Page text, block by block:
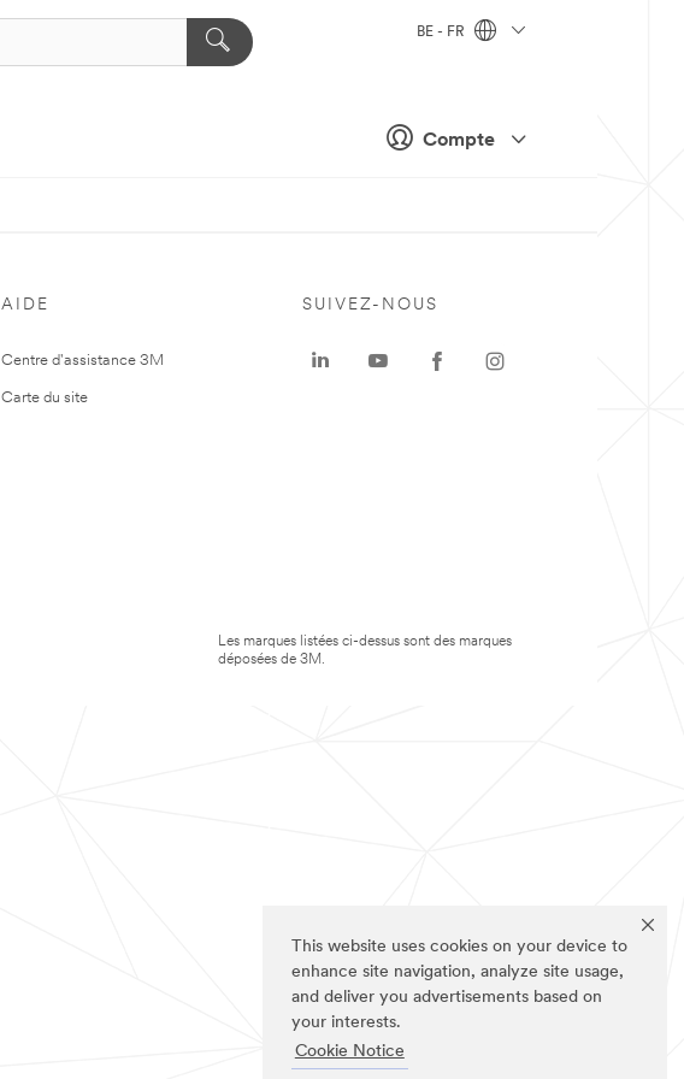
This website uses cookies on your device to
enhance site navigation, analyze site usage,
and deliver you advertisements based on
your interests.
Cookie Notice
Compte
BE - FR
AIDE
Centre d'assistance 3M
Carte du site
SUIVEZ-NOUS
Les marques listées ci-dessus sont des marques
déposées de 3M.